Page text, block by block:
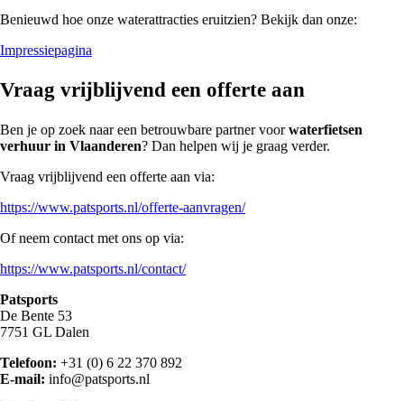
Benieuwd hoe onze waterattracties eruitzien? Bekijk dan onze:
Impressiepagina
Vraag vrijblijvend een offerte aan
Ben je op zoek naar een betrouwbare partner voorwaterfietsen
verhuur in Vlaanderen? Dan helpen wij je graag verder.
Vraag vrijblijvend een offerte aan via:
https://www.patsports.nl/offerte-aanvragen/
Of neem contact met ons op via:
https://www.patsports.nl/contact/
Patsports
De Bente 53
7751 GL Dalen
Telefoon: +31 (0) 6 22 370 892
E-mail: info@patsports.nl